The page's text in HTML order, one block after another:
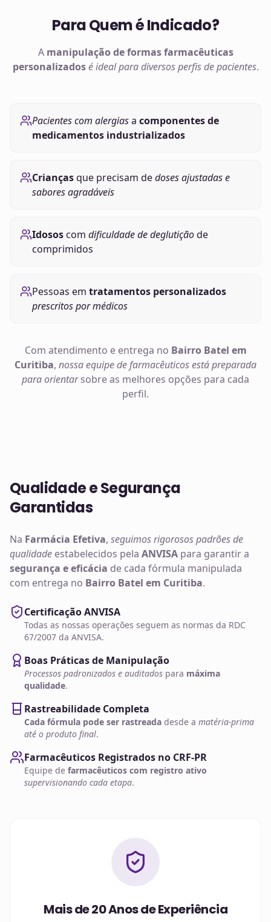
Para Quem é Indicado?
A manipulação deformas farmacêuticas
personalizados é ideal para diversos perfis de pacientes.
Pacientes com alergiasa componentes de
medicamentos industrializados
Criançasque precisam dedoses ajustadas e
sabores agradáveis
Idososcom dificuldade de deglutiçãode
comprimidos
Pessoas em tratamentos personalizados
prescritos por médicos
Com atendimento e entrega no Bairro Batel em
Curitiba, nossa equipe de farmacêuticos está preparada
para orientarsobre as melhores opções para cada
perfil.
Qualidade e Segurança
Garantidas
Na Farmácia Efetiva, seguimos rigorosos padrões de
qualidade estabelecidos pela ANVISA para garantir a
segurança e eficácia de cada fórmula manipulada
com entrega no Bairro Batel em Curitiba.
Certificação ANVISA
Todas as nossas operações seguem as normas da RDC
67/2007 da ANVISA.
Boas Práticas de Manipulação
Processos padronizados e auditados para máxima
qualidade.
Rastreabilidade Completa
Cada fórmula pode ser rastreada desde a matéria-prima
até o produto final.
Farmacêuticos Registrados no CRF-PR
Equipe de farmacêuticos com registro ativo
supervisionando cada etapa.
Mais de 20 Anos de Experiência